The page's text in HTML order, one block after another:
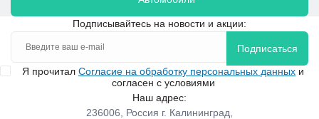
Подписывайтесь на новости и акции:
Подписаться
Я прочитал Согласие на обработку персональных данных и
согласен с условиями
Наш адрес:
236006, Россия г. Калининград,